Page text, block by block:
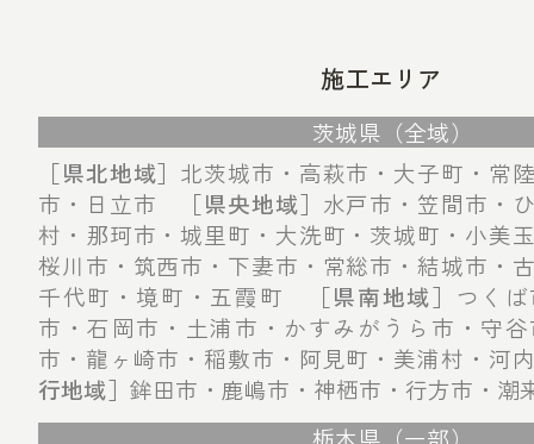
施工エリア
茨城県（全域）
［県北地域］ 北茨城市・高萩市・大子町・常
市・日立市
［県央地域］ 水戸市・笠間市・
村・那珂市・城里町・大洗町・茨城町・小
桜川市・筑西市・下妻市・常総市・結城市・
千代町・境町・五霞町
［県南地域］ つく
市・石岡市・土浦市・かすみがうら市・守
市・龍ヶ崎市・稲敷市・阿見町・美浦村・
行地域］ 鉾田市・鹿嶋市・神栖市・行方市・潮
栃木県（一部）